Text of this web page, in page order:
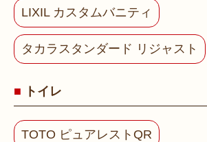
LIXIL カスタムバニティ
タカラスタンダード リジャスト
トイレ
TOTO ピュアレストQR